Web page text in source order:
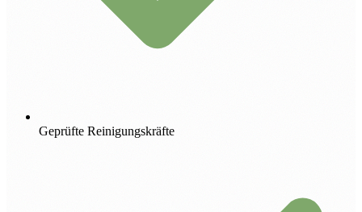
Geprüfte Reinigungskräfte